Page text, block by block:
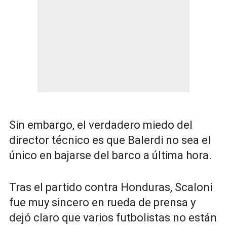
Sin embargo, el verdadero miedo del
director técnico es que Balerdi no sea el
único en bajarse del barco a última hora.
Tras el partido contra Honduras, Scaloni
fue muy sincero en rueda de prensa y
dejó claro que varios futbolistas no están